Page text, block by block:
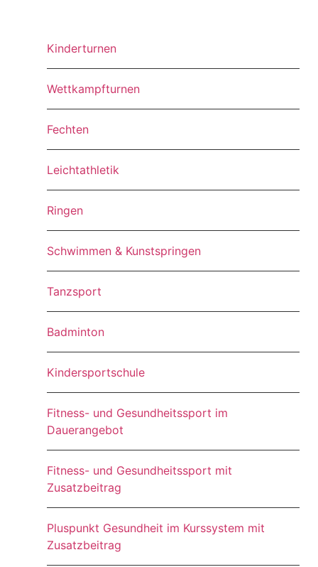
Kinderturnen
Wettkampfturnen
Fechten
Leichtathletik
Ringen
Schwimmen & Kunstspringen
Tanzsport
Badminton
Kindersportschule
Fitness- und Gesundheitssport im
Dauerangebot
Fitness- und Gesundheitssport mit
Zusatzbeitrag
Pluspunkt Gesundheit im Kurssystem mit
Zusatzbeitrag